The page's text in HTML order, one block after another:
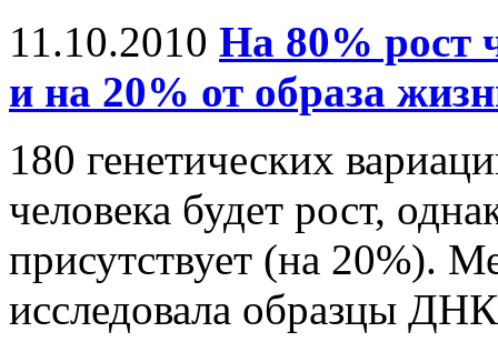
11.10.2010 На 80% рост
и на 20% от образа
180 генетических
человека будет рост,
присутствует (на 20%).
исследовала образцы